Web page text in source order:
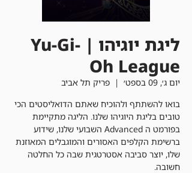
ליגת יוגיהו | Yu-Gi-
Oh League
יום ג׳, 09 בספט׳
  |
פריק תל אביב
בואו להשתתף ולהוכיח שאתם הדואליסטים הכי
טובים בליגת היוגיהו שלנו. הליגה מתקיימת
בפורמט ה Advanced השבועי שלנו, שידוע
ברשימת הקלפים האסורים והמוגבלים המאוזנת
שלו, יוצר סביבה אסטרטגית שבה כל החלטה
חשובה.